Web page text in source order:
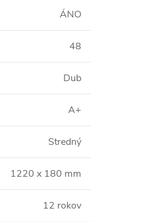
ÁNO
48
Dub
A+
Stredný
1220 x 180 mm
12 rokov